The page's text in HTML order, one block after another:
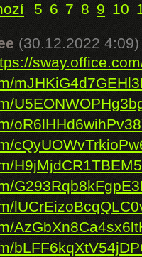
5 6 7 8 9 10
(30.12.2022 4:09)